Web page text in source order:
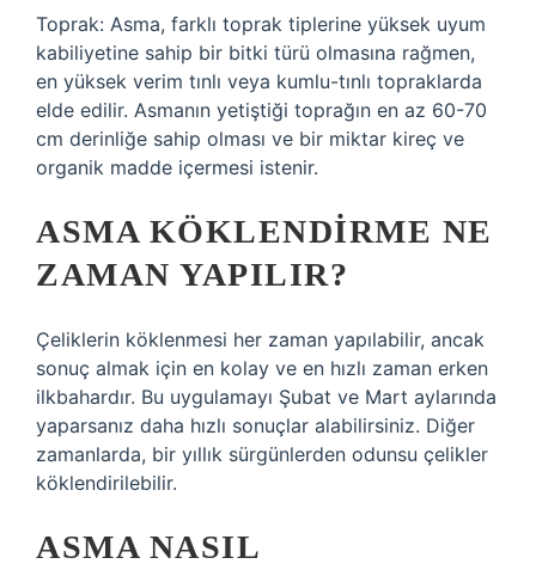
Toprak: Asma, farklı toprak tiplerine yüksek uyum
kabiliyetine sahip bir bitki türü olmasına rağmen,
en yüksek verim tınlı veya kumlu-tınlı topraklarda
elde edilir. Asmanın yetiştiği toprağın en az 60-70
cm derinliğe sahip olması ve bir miktar kireç ve
organik madde içermesi istenir.
ASMA KÖKLENDIRME NE
ZAMAN YAPILIR?
Çeliklerin köklenmesi her zaman yapılabilir, ancak
sonuç almak için en kolay ve en hızlı zaman erken
ilkbahardır. Bu uygulamayı Şubat ve Mart aylarında
yaparsanız daha hızlı sonuçlar alabilirsiniz. Diğer
zamanlarda, bir yıllık sürgünlerden odunsu çelikler
köklendirilebilir.
ASMA NASIL